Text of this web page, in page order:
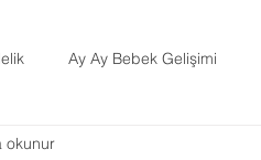
Ay Ay Bebek Gelişimi
okunur